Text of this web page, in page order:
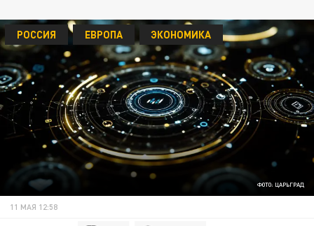
ФОТО: ЦАРЬГРАД
РОССИЯ ЕВРОПА ЭКОНОМИКА
11 МАЯ 12:58